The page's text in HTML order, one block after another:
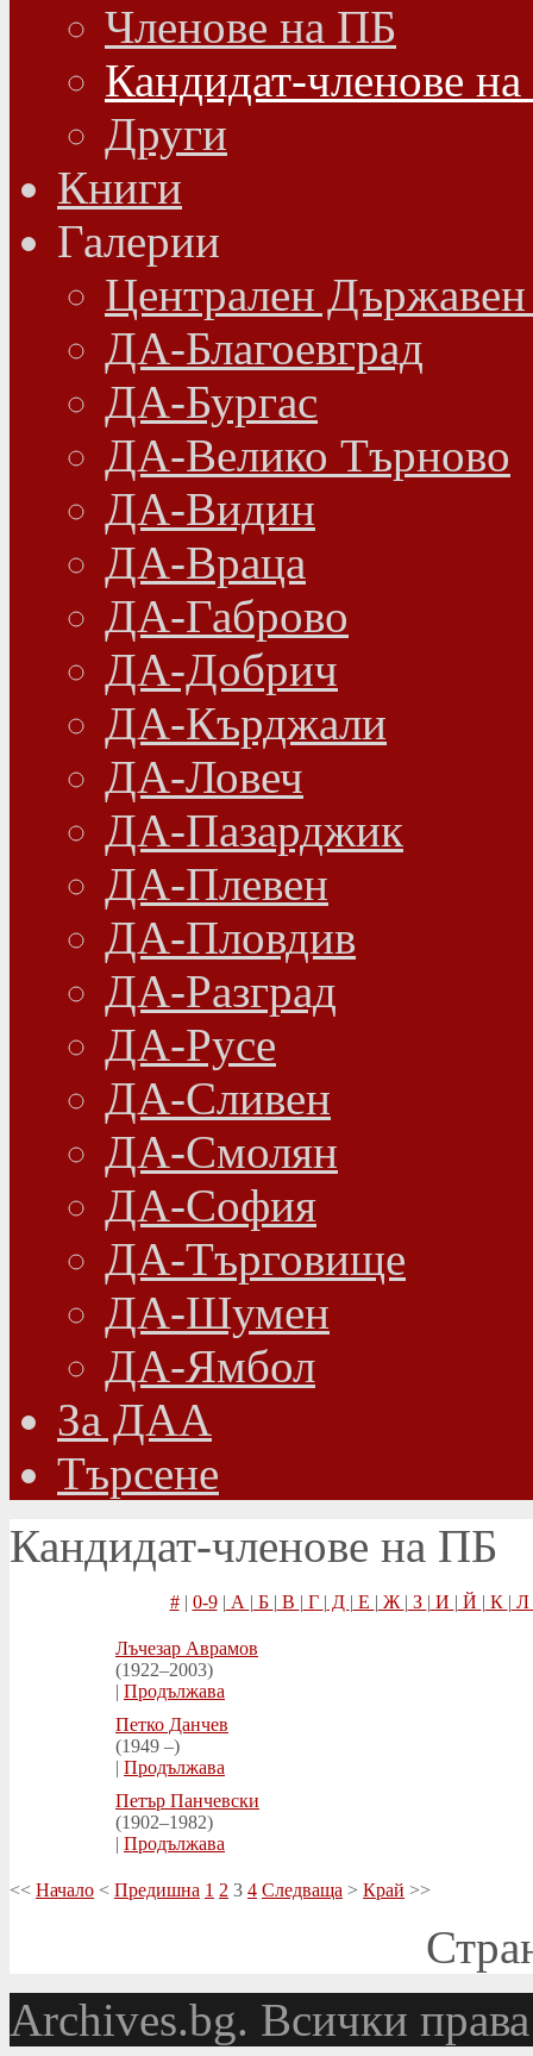
Членове на ПБ
Кандидат-членове
Други
Книги
Галерии
Централен
ДА-Благоевград
ДА-Бургас
ДА-Велико Търново
ДА-Видин
ДА-Враца
ДА-Габрово
ДА-Добрич
ДА-Кърджали
ДА-Ловеч
ДА-Пазарджик
ДА-Плевен
ДА-Пловдив
ДА-Разград
ДА-Русе
ДА-Сливен
ДА-Смолян
ДА-София
ДА-Търговище
ДА-Шумен
ДА-Ямбол
Зa ДАА
Търсене
Кандидат-членове на ПБ
#| 0-9| А | Б | В | Г | Д | Е | Ж | З | И | Й | К | Л
Лъчезар Аврамов
(1922–2003)
| Продължава
Петко Данчев
(1949 –)
| Продължава
Петър Панчевски
(1902–1982)
| Продължава
<< Начало < Предишна 1 2 3 4 Следваща > Край >>
Аrchives.bg. Всички права